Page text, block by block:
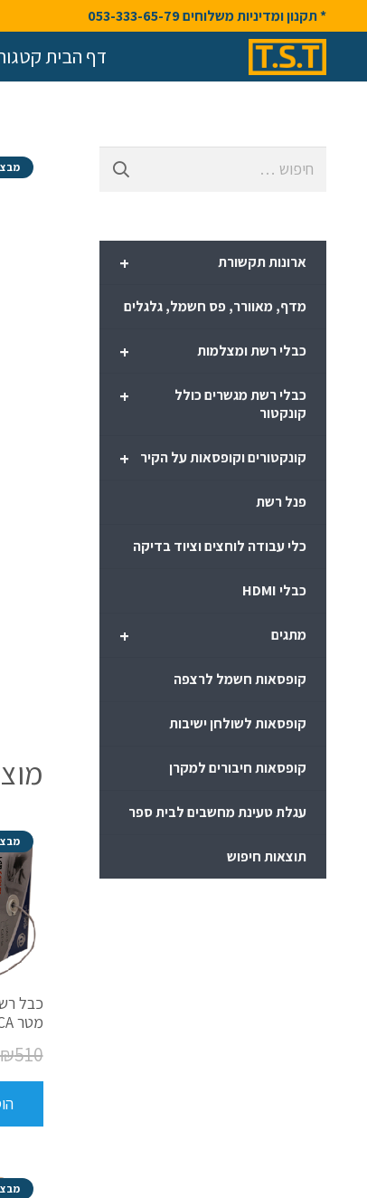
* תקנון ומדיניות משלוחים 053-333-65-79
דף הבית
מטר CCA
₪510
+ ארונות תקשורת
מדף, מאוורר, פס חשמל, גלגלים
+ כבלי רשת ומצלמות
+
כבלי רשת מגשרים כולל
קונקטור
+ קונקטורים וקופסאות על הקיר
פנל רשת
כלי עבודה לוחצים וציוד בדיקה
כבלי HDMI
+ מתגים
קופסאות חשמל לרצפה
קופסאות לשולחן ישיבות
קופסאות חיבורים למקרן
עגלת טעינת מחשבים לבית ספר
תוצאות חיפוש